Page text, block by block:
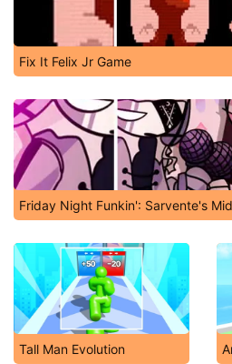
Fix It Felix Jr Game
Friday Night Funkin': Sarvente's
Tall Man Evolution